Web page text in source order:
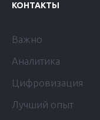
КОНТАКТЫ
Важно
Аналитика
Цифровизация
Лучший опыт